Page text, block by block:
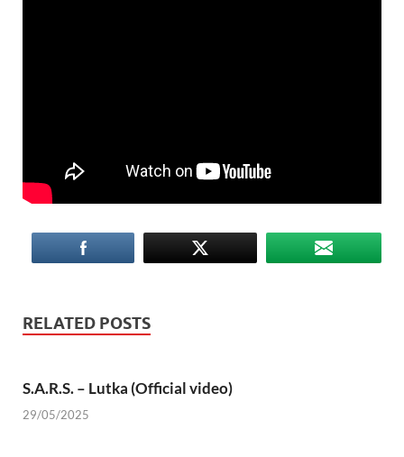
RELATED POSTS
S.A.R.S. – Lutka (Official video)
29/05/2025